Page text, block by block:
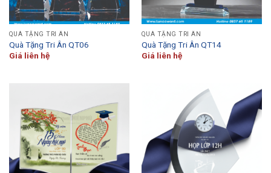
QUÀ TẶNG TRI ÂN
Quà Tặng Tri Ân QT06
Giá liên hệ
QUÀ TẶNG TRI ÂN
Quà Tặng Tri Ân QT14
Giá liên hệ